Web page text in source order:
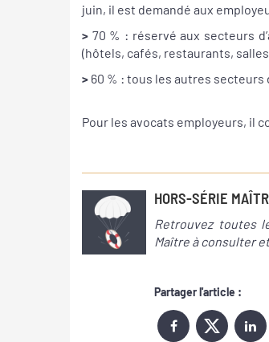
juin, il est demandé aux
> 70 % : réservé aux secteurs
(hôtels, cafés, restaurants,
> 60 % : tous les autres secteurs
Pour les avocats employeurs, il
HORS-SÉRIE
Retrouvez toutes
Maître à consulter
Partager l'article :